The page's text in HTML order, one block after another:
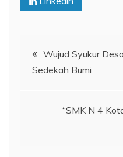
Navigasi
pos
Wujud Syukur
Sedekah Bumi
“SMK N 4